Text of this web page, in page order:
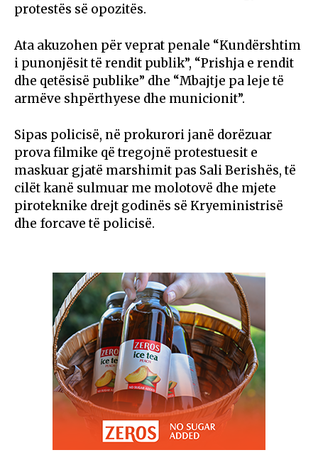
protestës së opozitës.
Ata akuzohen për veprat penale “Kundërshtim
i punonjësit të rendit publik”, “Prishja e rendit
dhe qetësisë publike” dhe “Mbajtje pa leje të
armëve shpërthyese dhe municionit”.
Sipas policisë, në prokurori janë dorëzuar
prova filmike që tregojnë protestuesit e
maskuar gjatë marshimit pas Sali Berishës, të
cilët kanë sulmuar me molotovë dhe mjete
piroteknike drejt godinës së Kryeministrisë
dhe forcave të policisë.